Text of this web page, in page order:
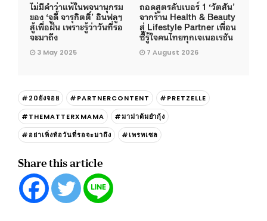
ไม่มีคำว่าแพ้ในพจนานุกรม
ของ ‘จูดี้ จารุกิตติ์’ อินฟลูฯ
สู้เพื่อฝัน เพราะรู้ว่าวันที่รอ
จะมาถึง
3 May 2025
ถอดสูตรลับเบอร์ 1 ‘วัตสัน’
จากร้าน Health & Beauty
สู่ Lifestyle Partner เพื่อน
ซี้รู้ใจคนไทยทุกเจเนอเรชัน
7 August 2026
#20ยังจอย #PARTNERCONTENT
#PRETZELLE
#THEMATTERXMAMA
#มาม่าต้มยำกุ้ง
#อย่าเพิ่งท้อวันที่รอจะมาถึง
#เพรทเซล
Share this article